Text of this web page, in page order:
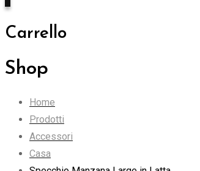
Carrello
Shop
Home
Prodotti
Accessori
Casa